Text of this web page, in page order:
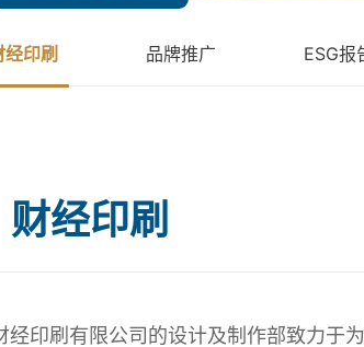
经印刷 品牌推广 ESG报
财经印刷
印刷有限公司的设计及制作部致力于